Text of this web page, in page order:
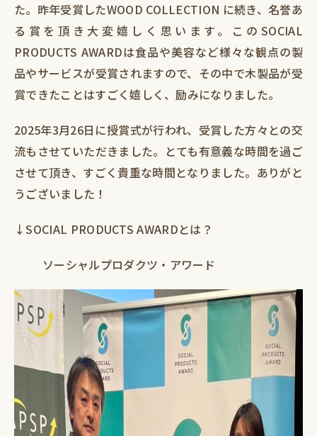
た。昨年受賞したWOOD COLLECTION に続き、名誉あ
る賞を頂き大変嬉しく思います。このSOCIAL
PRODUCTS AWARDは食品や美容など様々な観点の製
品やサービスが受賞されますので、その中で木製品が受
賞できたことはすごく嬉しく、励みになりました。
2025年3月26日に授賞式が行われ、受賞した方々との交
流もさせていただきました。とても有意義な時間を過ご
させて頂き、すごく貴重な時間となりました。ありがと
うございました！
↓SOCIAL PRODUCTS AWARDとは？
ソーシャルプロダクツ・アワード